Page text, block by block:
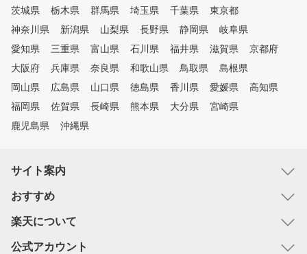
茨城県
栃木県 群馬県 埼玉県 千葉県
東京都
神奈川県
新潟県 山梨県 長野県 静岡県
岐阜県
愛知県
三重県 富山県 石川県 福井県 滋賀県
京都府
大阪府
兵庫県 奈良県 和歌山県 鳥取県
島根県
岡山県
広島県 山口県 徳島県 香川県 愛媛県
高知県
福岡県
佐賀県 長崎県 熊本県 大分県
宮崎県
鹿児島県
沖縄県
サイト案内
おすすめ
楽天について
公式アカウント